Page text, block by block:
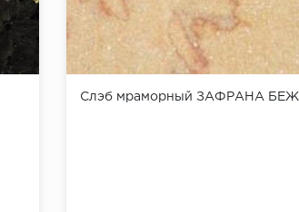
Слэб мраморный ЗАФРАНА БЕЖ